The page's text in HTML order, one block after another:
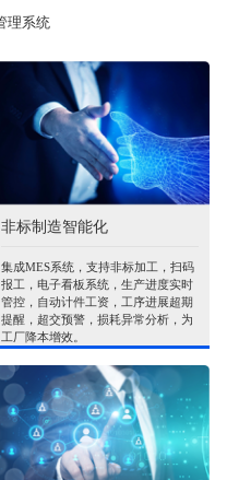
理系统
非标制造智能化
集成MES系统，支持非标加工，扫码
报工，电子看板系统，生产进度实时
管控，自动计件工资，工序进展超期
提醒，超交预警，损耗异常分析，为
工厂降本增效。